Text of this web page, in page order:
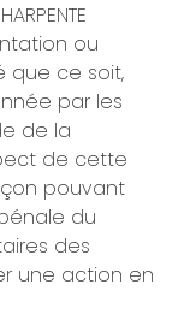
ou
que ce soit,
par les
de la
de cette
pouvant
du
des
une action en